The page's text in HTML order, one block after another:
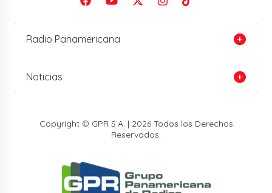
Radio Panamericana
Noticias
Copyright © GPR S.A. | 2026 Todos los Derechos
Reservados.